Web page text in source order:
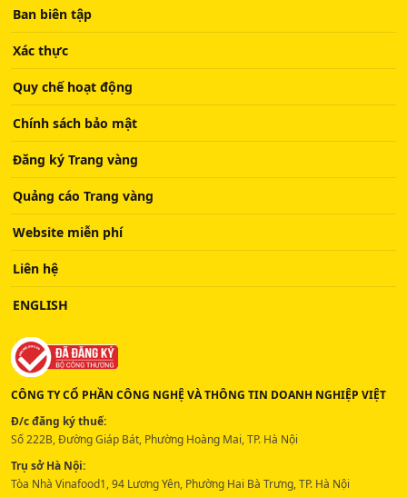
Ban biên tập
Xác thực
Quy chế hoạt động
Chính sách bảo mật
Đăng ký Trang vàng
Quảng cáo Trang vàng
Website miễn phí
Liên hệ
ENGLISH
CÔNG TY CỔ PHẦN CÔNG NGHỆ VÀ THÔNG TIN DOANH NGHIỆP VIỆT
Đ/c đăng ký thuế:
Số 222B, Đường Giáp Bát, Phường Hoàng Mai, TP. Hà Nội
Trụ sở Hà Nội:
Tòa Nhà Vinafood1, 94 Lương Yên, Phường Hai Bà Trưng, TP. Hà Nội